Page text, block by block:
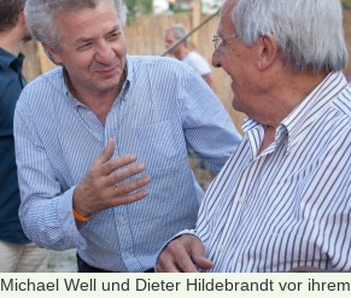
Michael Well und Dieter Hildebrandt vor ihrem